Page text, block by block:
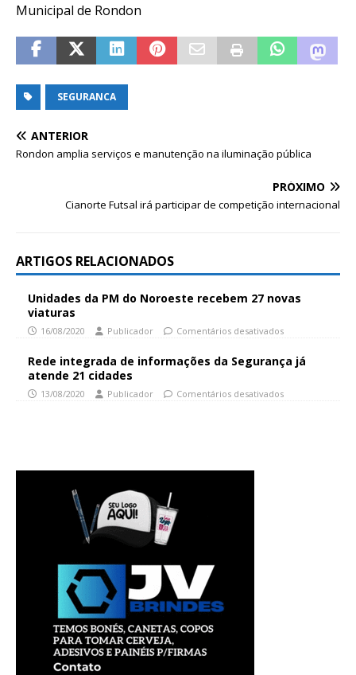
Municipal de Rondon
SEGURANCA
ANTERIOR
Rondon amplia serviços e manutenção na iluminação pública
PRÓXIMO
Cianorte Futsal irá participar de competição internacional
ARTIGOS RELACIONADOS
Unidades da PM do Noroeste recebem 27 novas
viaturas
16/08/2020 Publicador Comentários desativados
Rede integrada de informações da Segurança já
atende 21 cidades
13/08/2020 Publicador Comentários desativados